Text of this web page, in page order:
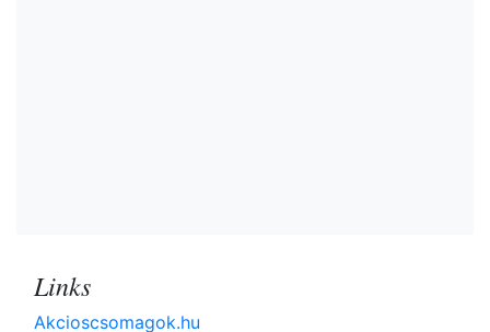
Links
Akcioscsomagok.hu